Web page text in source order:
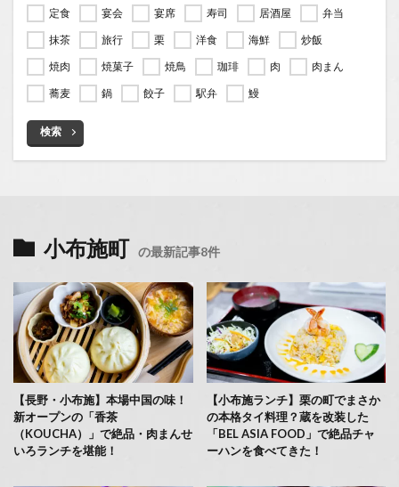
定食
宴会 宴席 寿司 居酒屋
弁当
抹茶
旅行 栗 洋食 海鮮
炒飯
焼肉
焼菓子 焼鳥 珈琲 肉
肉まん
蕎麦
鍋 餃子 駅弁 鰻
検索
小布施町 の最新記事8件
【長野・小布施】本場中国の味！
新オープンの「香茶
（KOUCHA）」で絶品・肉まんせ
いろランチを堪能！
【小布施ランチ】栗の町でまさか
の本格タイ料理？蔵を改装した
「BEL ASIA FOOD」で絶品チャ
ーハンを食べてきた！